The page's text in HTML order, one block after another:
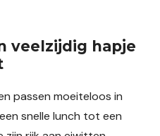
veelzijdig hapje
passen moeiteloos in
snelle lunch tot een